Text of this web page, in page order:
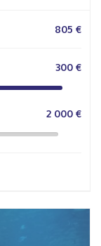
805 €
300 €
2 000 €